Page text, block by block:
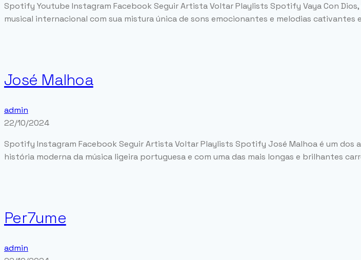
Spotify Youtube Instagram Facebook Seguir Artista Voltar Playlists Spotify Vaya Con
musical internacional com sua mistura única de sons emocionantes e melodias cativantes
José Malhoa
admin
22/10/2024
Spotify Instagram Facebook Seguir Artista Voltar Playlists Spotify José Malhoa é um dos
história moderna da música ligeira portuguesa e com uma das mais longas e brilhantes
Per7ume
admin